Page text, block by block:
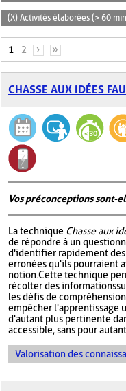
(X) Activités élaborées (> 60
PAGES
1 2 › »
CHASSE AUX IDÉES
Vos préconceptions sont-
La technique Chasse aux
de répondre à un
d'identifier rapidement
erronées qu'ils pourraient
notion. Cette technique
récolter des informations
les défis de
empêcher l'apprentissage
d'autant plus pertinente
accessible, sans pour
Valorisation des